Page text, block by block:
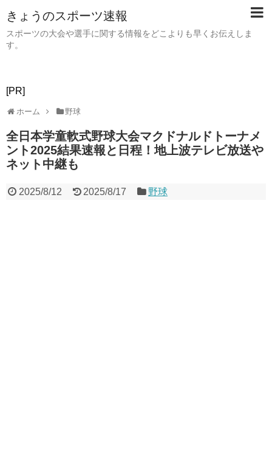
きょうのスポーツ速報
スポーツの大会や選手に関する情報をどこよりも早くお伝えしま
す。
[PR]
ホーム 野球
全日本学童軟式野球大会マクドナルドトーナメ
ント2025結果速報と日程！地上波テレビ放送や
ネット中継も
2025/8/12 2025/8/17 野球